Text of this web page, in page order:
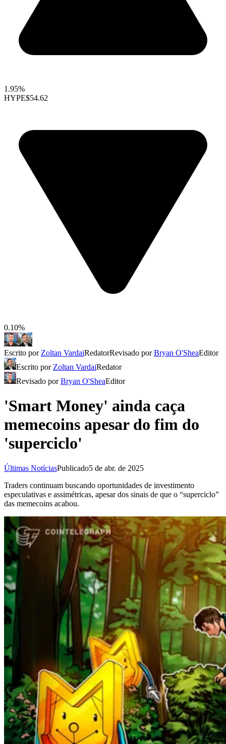
1.95%
HYPE$54.62
0.10%
Escrito por Zoltan VardaiRedatorRevisado porBryan O'SheaEditor
Escrito por Zoltan VardaiRedator
Revisado porBryan O'SheaEditor
'Smart Money' ainda caça
memecoins apesar do fim do
'superciclo'
Últimas NotíciasPublicado5 de abr. de 2025
Traders continuam buscando oportunidades de investimento
especulativas e assimétricas, apesar dos sinais de que o “superciclo”
das memecoins acabou.